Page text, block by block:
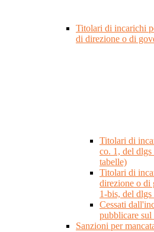
Titolari di incarichi
di direzione o di
Titolari di
co. 1, del
tabelle)
Titolari di
direzione o di
1-bis, del
Cessati
pubblicare
Sanzioni per